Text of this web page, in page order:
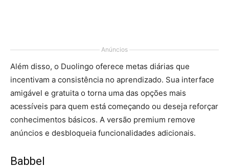
Anúncios
Além disso, o Duolingo oferece metas diárias que
incentivam a consistência no aprendizado. Sua interface
amigável e gratuita o torna uma das opções mais
acessíveis para quem está começando ou deseja reforçar
conhecimentos básicos. A versão premium remove
anúncios e desbloqueia funcionalidades adicionais.
Babbel